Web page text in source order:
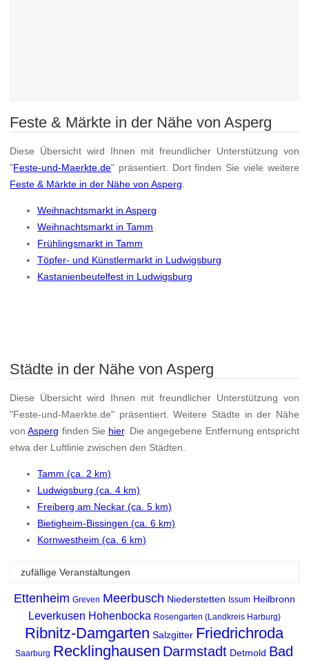
Feste & Märkte in der Nähe von Asperg
Diese Übersicht wird Ihnen mit freundlicher Unterstützung von
"Feste-und-Maerkte.de" präsentiert. Dort finden Sie viele weitere
Feste & Märkte in der Nähe von Asperg
Weihnachtsmarkt in Asperg
Weihnachtsmarkt in Tamm
Frühlingsmarkt in Tamm
Töpfer- und Künstlermarkt in Ludwigsburg
Kastanienbeutelfest in Ludwigsburg
Städte in der Nähe von Asperg
Diese Übersicht wird Ihnen mit freundlicher Unterstützung von
"Feste-und-Maerkte.de" präsentiert. Weitere Städte in der Nähe
vonAsperg finden Sie hier. Die angegebene Entfernung entspricht
etwa der Luftlinie zwischen den Städten.
Tamm (ca. 2 km)
Ludwigsburg (ca. 4 km)
Freiberg am Neckar (ca. 5 km)
Bietigheim-Bissingen (ca. 6 km)
Kornwestheim (ca. 6 km)
zufällige Veranstaltungen
Ettenheim Greven Meerbusch Niederstetten Issum Heilbronn
Leverkusen Hohenbocka Rosengarten (Landkreis Harburg)
Ribnitz-Damgarten Salzgitter Friedrichroda
Saarburg Recklinghausen Darmstadt Detmold Bad